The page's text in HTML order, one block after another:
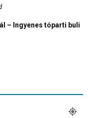
– Ingyenes tóparti buli